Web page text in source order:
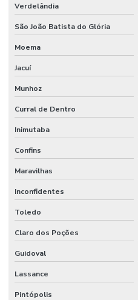
Verdelândia
São João Batista do Glória
Moema
Jacuí
Munhoz
Curral de Dentro
Inimutaba
Confins
Maravilhas
Inconfidentes
Toledo
Claro dos Poções
Guidoval
Lassance
Pintópolis